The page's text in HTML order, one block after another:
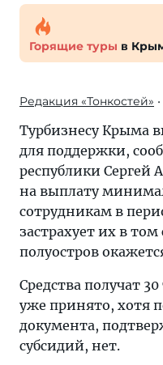
Горящие туры в
Редакция «Тонкостей»
Турбизнесу Крыма
для поддержки,
республики Сергей
на выплату
сотрудникам в
застрахует их в том
полуостров
Средства получат
уже принято, хотя
документа,
субсидий, нет.